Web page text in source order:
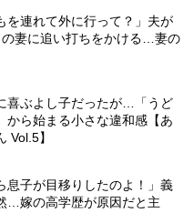
を連れて外に行って？」夫が
妻に追い打ちをかける…妻の
喜ぶよし子だったが…「うど
から始まる小さな違和感【あ
Vol.5】
息子が目移りしたのよ！」義
…嫁の高学歴が原因だと主